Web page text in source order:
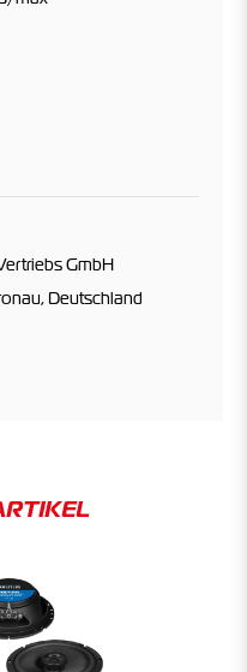
GmbH
Deutschland